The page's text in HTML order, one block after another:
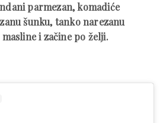
parmezan, komadiće
šunku, tanko narezanu
i začine po želji.